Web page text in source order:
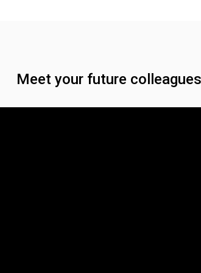
Meet your future colleagues